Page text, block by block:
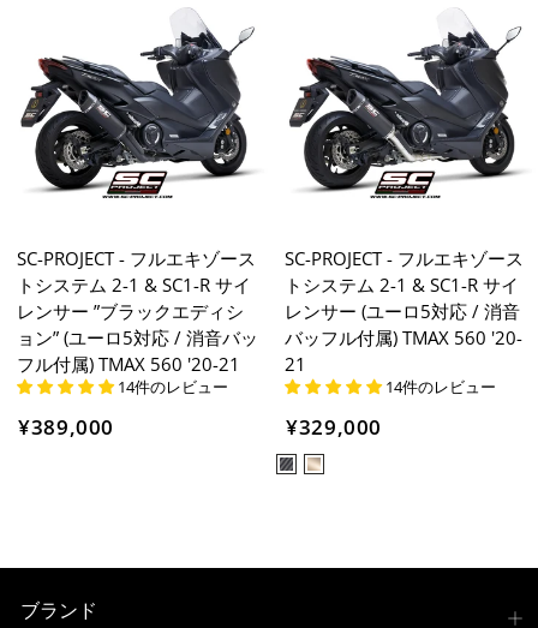
SC-PROJECT - フルエキゾース
トシステム 2-1 & SC1-R サイ
レンサー ”ブラックエディシ
ョン” (ユーロ5対応 / 消音バッ
フル付属) TMAX 560 '20-21
14件のレビュー
¥389,000
SC-PROJECT - フルエキゾース
トシステム 2-1 & SC1-R サイ
レンサー (ユーロ5対応 / 消音
バッフル付属) TMAX 560 '20-
21
14件のレビュー
¥329,000
ブランド